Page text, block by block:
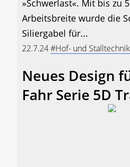
»Schwerlast«. Mit bis zu
Arbeitsbreite wurde die
Siliergabel für...
22.7.24#Hof- und Stalltechnik
Neues Design
Fahr Serie 5D